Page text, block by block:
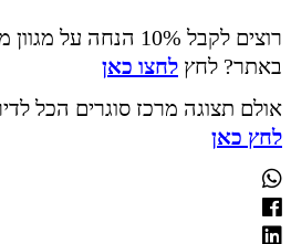
רוצים לקבל 10% הנחה
באתר? לחץ לחצו כאן
אולם תצוגה מרכז סוגרים הכל
לחץ כאן